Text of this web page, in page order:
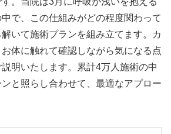
で、この仕組みがどの程度関わって
いて施術プランを組み立てます。カ
体に触れて確認しながら気になる点
明いたします。累計4万人施術の中
と照らし合わせて、最適なアプロー